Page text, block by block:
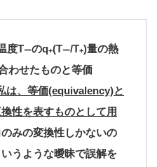
度Tーのq+(Tー/T+)量の熱
わせたものと等価
は、等価(equivalency)と
性を表すものとして用
みの変換性しかないの
うような曖昧で誤解を